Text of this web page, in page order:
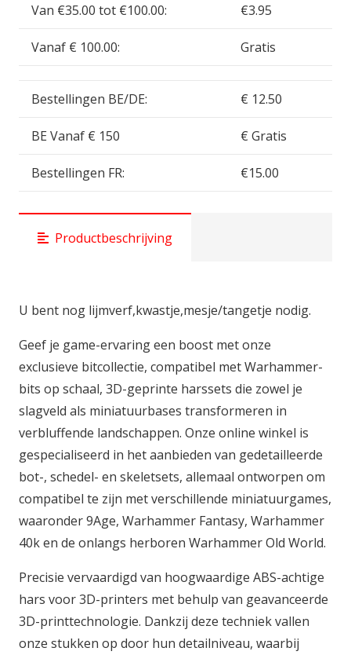
GSW13174
aantal
Van €35.00 tot €100.00: €3.95
Vanaf € 100.00: Gratis
Bestellingen BE/DE: € 12.50
BE Vanaf € 150 € Gratis
Bestellingen FR: €15.00
Productbeschrijving
U bent nog lijmverf,kwastje,mesje/tangetje nodig.
Geef je game-ervaring een boost met onze
exclusieve bitcollectie, compatibel met Warhammer-
bits op schaal, 3D-geprinte harssets die zowel je
slagveld als miniatuurbases transformeren in
verbluffende landschappen. Onze online winkel is
gespecialiseerd in het aanbieden van gedetailleerde
bot-, schedel- en skeletsets, allemaal ontworpen om
compatibel te zijn met verschillende miniatuurgames,
waaronder 9Age, Warhammer Fantasy, Warhammer
40k en de onlangs herboren Warhammer Old World.
Precisie vervaardigd van hoogwaardige ABS-achtige
hars voor 3D-printers met behulp van geavanceerde
3D-printtechnologie. Dankzij deze techniek vallen
onze stukken op door hun detailniveau, waarbij